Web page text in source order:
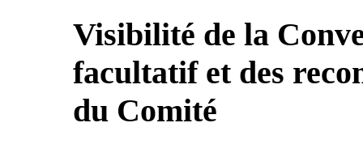
Visibilité de la
facultatif et des
du Comité